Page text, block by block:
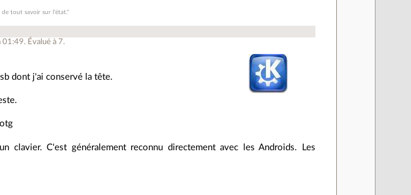
de tout savoir sur l'état."
01:49. Évalué à 7.
dont j'ai conservé la tête.
clavier. C'est généralement reconnu directement avec les Androids. Les